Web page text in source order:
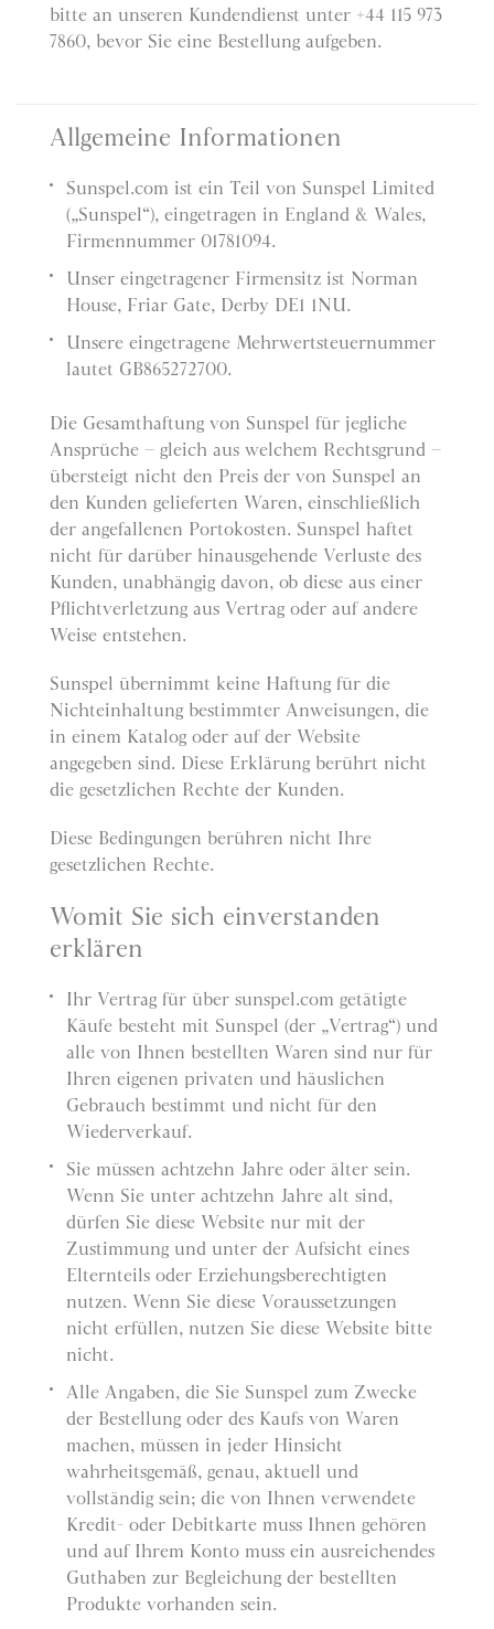
bitte an unseren Kundendienst unter +44 115 973
7860, bevor Sie eine Bestellung aufgeben.
Allgemeine Informationen
Sunspel.com ist ein Teil von Sunspel Limited
(„Sunspel“), eingetragen in England & Wales,
Firmennummer 01781094.
Unser eingetragener Firmensitz ist Norman
House, Friar Gate, Derby DE1 1NU.
Unsere eingetragene Mehrwertsteuernummer
lautet GB865272700.
Die Gesamthaftung von Sunspel für jegliche
Ansprüche – gleich aus welchem Rechtsgrund –
übersteigt nicht den Preis der von Sunspel an
den Kunden gelieferten Waren, einschließlich
der angefallenen Portokosten. Sunspel haftet
nicht für darüber hinausgehende Verluste des
Kunden, unabhängig davon, ob diese aus einer
Pflichtverletzung aus Vertrag oder auf andere
Weise entstehen.
Sunspel übernimmt keine Haftung für die
Nichteinhaltung bestimmter Anweisungen, die
in einem Katalog oder auf der Website
angegeben sind. Diese Erklärung berührt nicht
die gesetzlichen Rechte der Kunden.
Diese Bedingungen berühren nicht Ihre
gesetzlichen Rechte.
Womit Sie sich einverstanden
erklären
Ihr Vertrag für über sunspel.com getätigte
Käufe besteht mit Sunspel (der „Vertrag“) und
alle von Ihnen bestellten Waren sind nur für
Ihren eigenen privaten und häuslichen
Gebrauch bestimmt und nicht für den
Wiederverkauf.
Sie müssen achtzehn Jahre oder älter sein.
Wenn Sie unter achtzehn Jahre alt sind,
dürfen Sie diese Website nur mit der
Zustimmung und unter der Aufsicht eines
Elternteils oder Erziehungsberechtigten
nutzen. Wenn Sie diese Voraussetzungen
nicht erfüllen, nutzen Sie diese Website bitte
nicht.
Alle Angaben, die Sie Sunspel zum Zwecke
der Bestellung oder des Kaufs von Waren
machen, müssen in jeder Hinsicht
wahrheitsgemäß, genau, aktuell und
vollständig sein; die von Ihnen verwendete
Kredit- oder Debitkarte muss Ihnen gehören
und auf Ihrem Konto muss ein ausreichendes
Guthaben zur Begleichung der bestellten
Produkte vorhanden sein.